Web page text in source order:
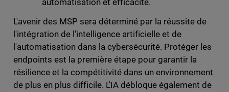
automatisation et efficacité.
L'avenir des MSP sera déterminé par la réussite de
l'intégration de l'intelligence artificielle et de
l'automatisation dans la cybersécurité. Protéger les
endpoints est la première étape pour garantir la
résilience et la compétitivité dans un environnement
de plus en plus difficile. L'IA débloque également de